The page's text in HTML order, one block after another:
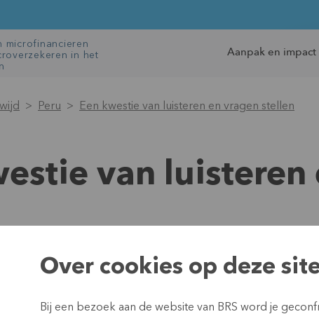
microfinancieren
in het
Aanpak en impact
Peru Een kwestie van luisteren en vragen stellen
van luisteren
Over cookies op deze
Bij een bezoek aan de website van BRS word je